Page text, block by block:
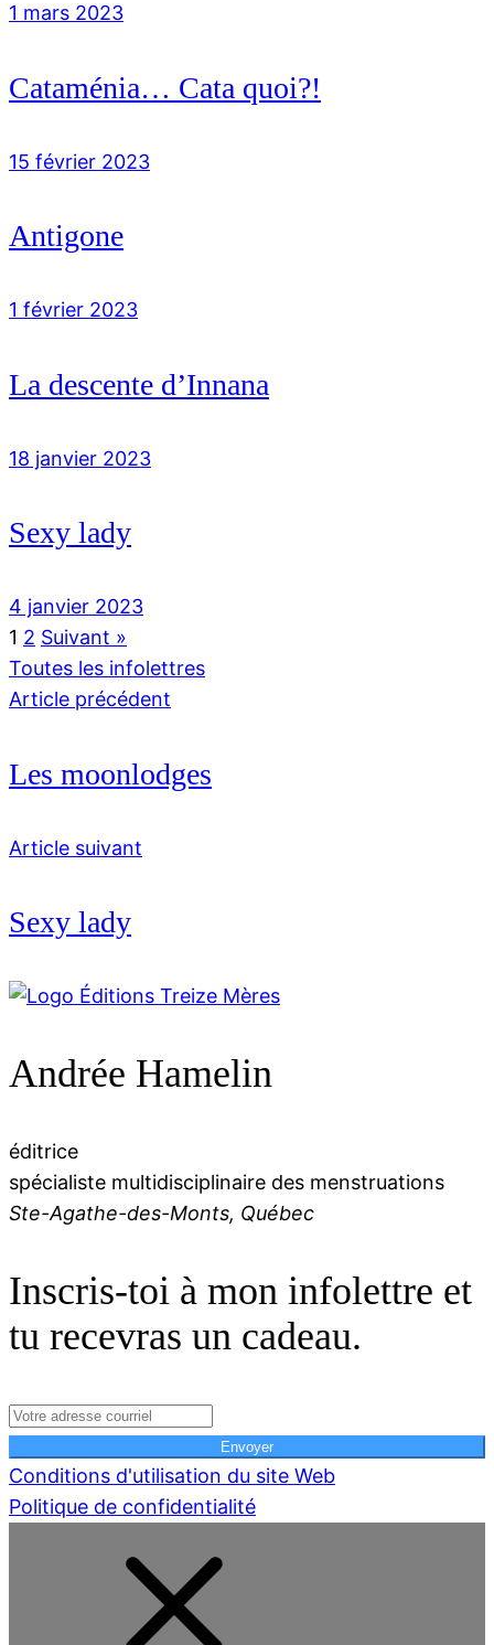
1 mars 2023
Cataménia… Cata quoi?!
15 février 2023
Antigone
1 février 2023
La descente d’Innana
18 janvier 2023
Sexy lady
4 janvier 2023
1 2 Suivant »
Toutes les infolettres
Article précédent
Les moonlodges
Article suivant
Sexy lady
Andrée Hamelin
éditrice
spécialiste multidisciplinaire des menstruations
Ste-Agathe-des-Monts, Québec
Inscris-toi à mon infolettre et
tu recevras un cadeau.
Envoyer
Conditions d'utilisation du site Web
Politique de confidentialité